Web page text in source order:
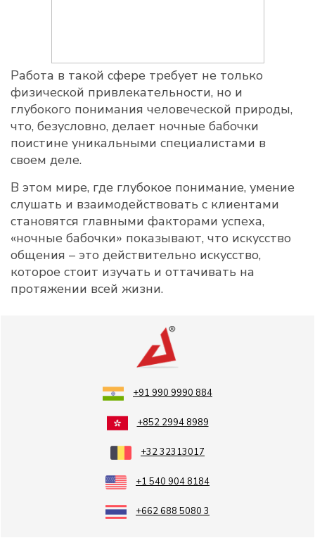
Работа в такой сфере требует не только
физической привлекательности, но и
глубокого понимания человеческой природы,
что, безусловно, делает ночные бабочки
поистине уникальными специалистами в
своем деле.
В этом мире, где глубокое понимание, умение
слушать и взаимодействовать с клиентами
становятся главными факторами успеха,
«ночные бабочки» показывают, что искусство
общения – это действительно искусство,
которое стоит изучать и оттачивать на
протяжении всей жизни.
+91 990 9990 884
+852 2994 8989
+32 32313017
+1 540 904 8184
+662 688 5080 3